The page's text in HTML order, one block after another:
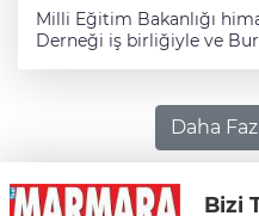
Milli Eğitim Bakanlığı
Derneği iş birliğiyle ve
Yarışması'nın Türkiye
Merkezi’nde
yanındaki seçkin okulların
Gecenin sonunda ise
Daha
Bizi